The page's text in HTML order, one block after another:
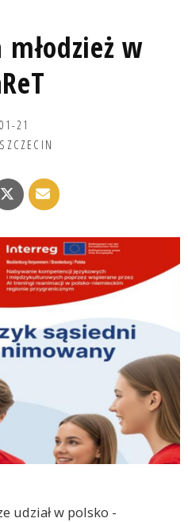
młodzież w
21
udział w polsko -